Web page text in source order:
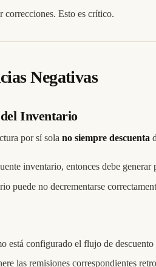
correcciones. Esto es crítico.
Negativas
Inventario
por sí sola no siempre descuenta
inventario, entonces debe
puede no decrementarse
está configurado el flujo de
las remisiones correspondientes